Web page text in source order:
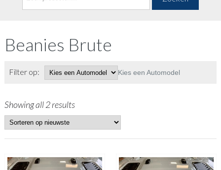
Beanies Brute
Filter op: Kies een Automodel
Showing all 2 results